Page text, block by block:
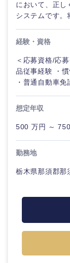
において、正し
システムです。
経験・資格
＜応募資格/応
品従事経験 ・
・普通自動車
想定年収
500 万円 ～
勤務地
栃木県那須郡那